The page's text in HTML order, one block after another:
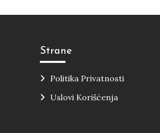
Strane
Politika Privatnosti
Uslovi Korišćenja